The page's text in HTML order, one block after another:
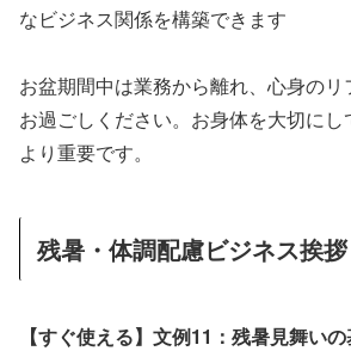
なビジネス関係を構築できます
お盆期間中は業務から離れ、心身の
お過ごしください。お身体を大切に
より重要です。
残暑・体調配慮ビジネス挨拶
【すぐ使える】文例11：残暑見舞い